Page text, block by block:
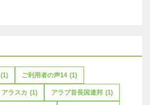
(1) ご利用者の声14 (1)
アラスカ (1) アラブ首長国連邦 (1)